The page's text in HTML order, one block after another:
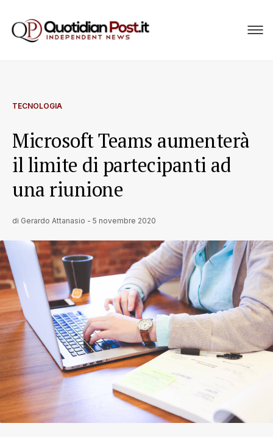
TECNOLOGIA
Microsoft Teams aumenterà
il limite di partecipanti ad
una riunione
di Gerardo Attanasio - 5 novembre 2020